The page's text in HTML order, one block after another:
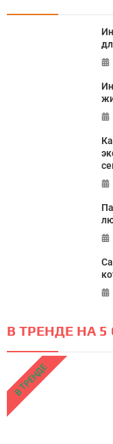
В ТРЕНДЕ НА 5
В ТРЕНДЕ